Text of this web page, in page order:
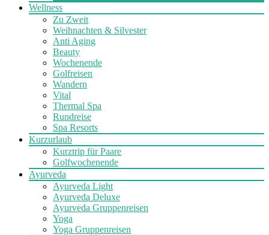
Wellness
Zu Zweit
Weihnachten & Silvester
Anti Aging
Beauty
Wochenende
Golfreisen
Wandern
Vital
Thermal Spa
Rundreise
Spa Resorts
Kurzurlaub
Kurztrip für Paare
Golfwochenende
Ayurveda
Ayurveda Light
Ayurveda Deluxe
Ayurveda Gruppenreisen
Yoga
Yoga Gruppenreisen